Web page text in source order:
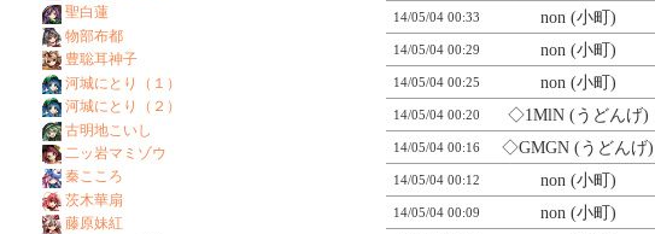
14/05/04 00:33 non (小町)
14/05/04 00:29 non (小町)
14/05/04 00:25 non (小町)
14/05/04 00:20 ◇1MlN(うどんげ)
14/05/04 00:16 ◇GMGN (うどんげ)
14/05/04 00:12 non (小町)
14/05/04 00:09 non (小町)
聖白蓮
物部布都
豊聡耳神子
河城にとり（１）
河城にとり（２）
古明地こいし
二ッ岩マミゾウ
秦こころ
茨木華扇
藤原妹紅